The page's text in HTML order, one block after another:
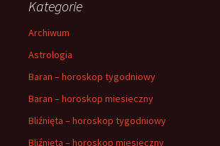
Kategorie
Archiwum
Astrologia
Baran – horoskop tygodniowy
Baran – horoskop miesieczny
Bliźnięta – horoskop tygodniowy
Bliźnięta – horoskop miesieczny